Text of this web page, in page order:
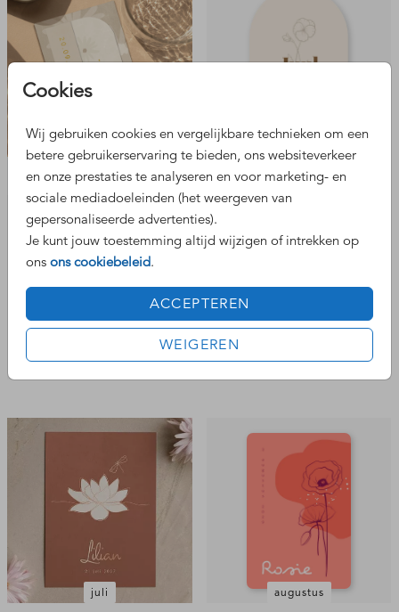
Cookies
Wij gebruiken cookies en vergelijkbare technieken om een
betere gebruikerservaring te bieden, ons websiteverkeer
en onze prestaties te analyseren en voor marketing- en
sociale mediadoeleinden (het weergeven van
gepersonaliseerde advertenties).
Je kunt jouw toestemming altijd wijzigen of intrekken op
ons ons cookiebeleid.
ACCEPTEREN
WEIGEREN
juli augustus